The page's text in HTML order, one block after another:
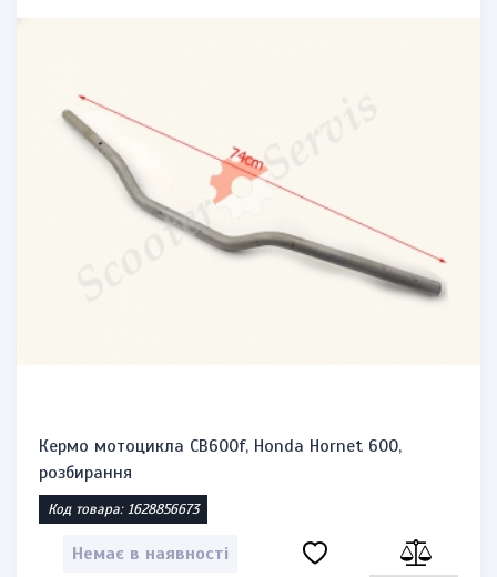
Кермо мотоцикла CB600f, Honda Hornet 600,
розбирання
Код товара: 1628856673
Немає в наявності